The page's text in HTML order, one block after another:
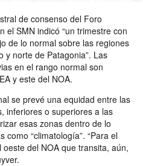
de consenso del Foro
el SMN indicó “un trimestre con
de lo normal sobre las regiones
y norte de Patagonia”. Las
en el rango normal son
y este del NOA.
se prevé una equidad entre las
inferiores o superiores a las
esas zonas dentro de lo
“climatología”. “Para el
del NOA que transita, aún,